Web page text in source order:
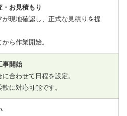
お見積もり
が現地確認し、正式な見積りを提
ら作業開始。
事開始
合わせて日程を設定。
に対応可能です。